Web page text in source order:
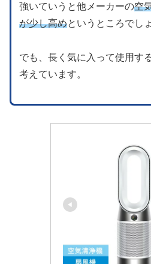
強いていうと他メーカーの空
が少し高めというところでし
でも、長く気に入って使用す
考えています。